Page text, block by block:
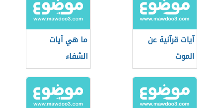
آيات قرآنية عن
الموت
ما هي آيات
الشفاء